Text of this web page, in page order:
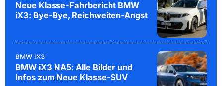
Neue Klasse-Fahrbericht BMW
iX3: Bye-Bye, Reichweiten-Angst
BMW IX3
BMW iX3 NA5: Alle Bilder und
Infos zum Neue Klasse-SUV